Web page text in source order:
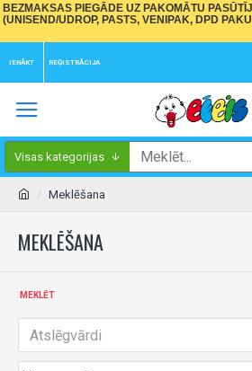
BEZMAKSAS PIEGĀDE UZ PAKOMĀTU
(UNISEND/UDROP, PASTS, VENIPAK, DPD
IENĀKT REĢISTRĀCIJA
Visas kategorijas
Meklēšana
MEKLĒŠANA
MEKLĒT